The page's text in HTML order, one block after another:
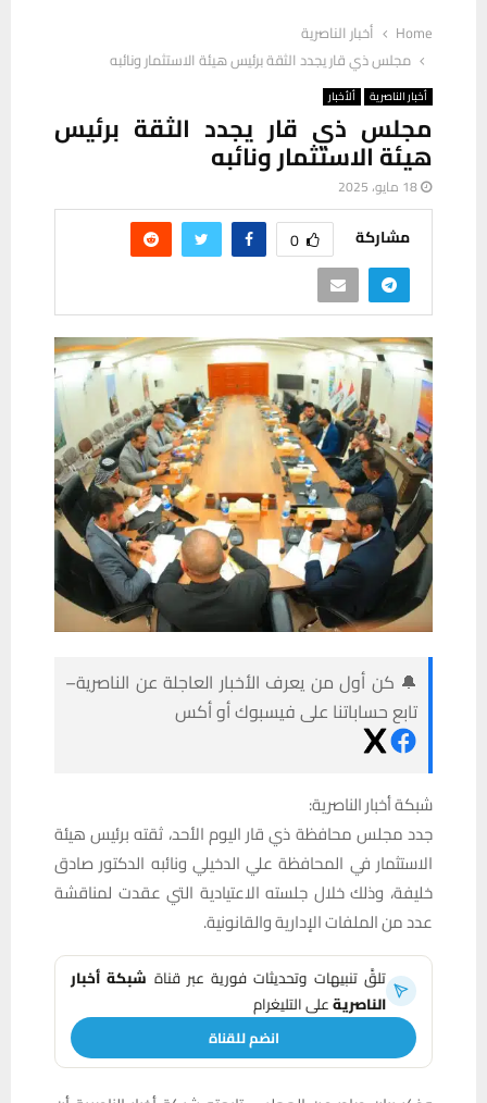
Home
أخبار الناصرية
مجلس ذي قار يجدد الثقة برئيس هيئة الاستثمار ونائبه
أخبار الناصرية ألأخبار
مجلس ذي قار يجدد الثقة برئيس
هيئة الاستثمار ونائبه
18 مايو، 2025
مشاركة 0
🔔 كن أول من يعرف الأخبار العاجلة عن الناصرية–
تابع حساباتنا على فيسبوك أو أكس
شبكة أخبار الناصرية:
جدد مجلس محافظة ذي قار اليوم الأحد، ثقته برئيس هيئة
الاستثمار في المحافظة علي الدخيلي ونائبه الدكتور صادق
خليفة، وذلك خلال جلسته الاعتيادية التي عقدت لمناقشة
عدد من الملفات الإدارية والقانونية.
تلقَّ تنبيهات وتحديثات فورية عبر قناة شبكة أخبار
الناصريةعلى التليغرام
انضم للقناة